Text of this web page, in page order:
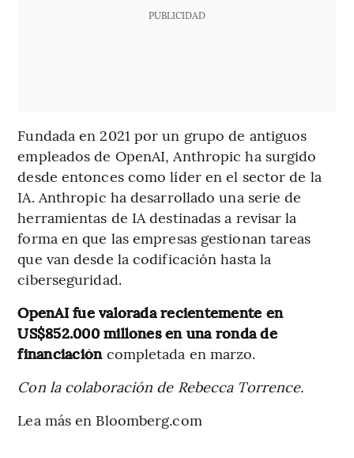
PUBLICIDAD
Fundada en 2021 por un grupo de antiguos
empleados de OpenAI, Anthropic ha surgido
desde entonces como líder en el sector de la
IA. Anthropic ha desarrollado una serie de
herramientas de IA destinadas a revisar la
forma en que las empresas gestionan tareas
que van desde la codificación hasta la
ciberseguridad.
OpenAI fue valorada recientemente en
US$852.000 millones en una ronda de
financiación completada en marzo.
Con la colaboración de Rebecca Torrence.
Lea más en Bloomberg.com